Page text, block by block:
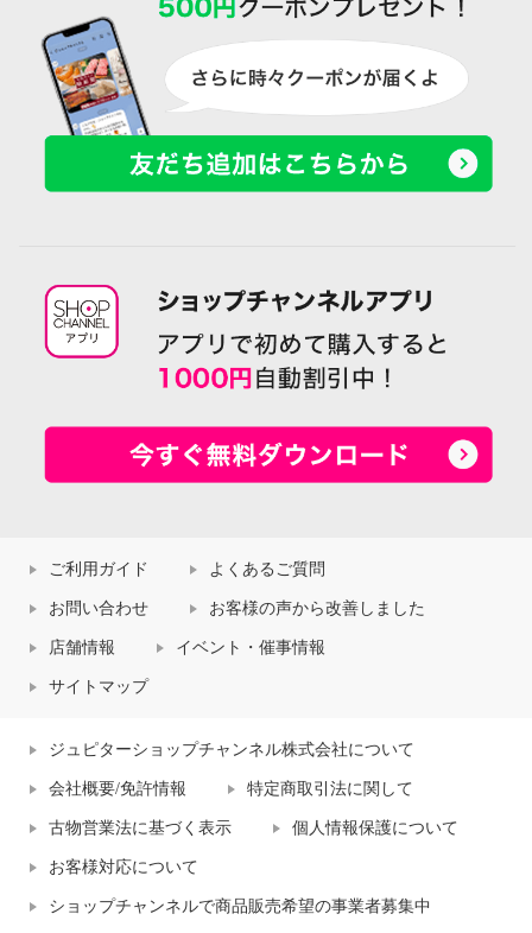
ご利用ガイド よくあるご質問
お問い合わせ お客様の声から改善しました
店舗情報 イベント・催事情報
サイトマップ
ジュピターショップチャンネル株式会社について
会社概要/免許情報 特定商取引法に関して
古物営業法に基づく表示 個人情報保護について
お客様対応について
ショップチャンネルで商品販売希望の事業者募集中